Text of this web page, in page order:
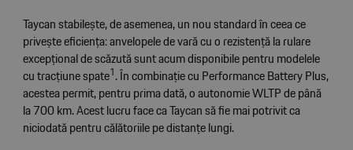
Taycan stabilește, de asemenea, un nou standard în ceea ce
privește eficiența: anvelopele de vară cu o rezistență la rulare
excepțional de scăzută sunt acum disponibile pentru modelele
cu tracțiune spate1. În combinație cu Performance Battery Plus,
acestea permit, pentru prima dată, o autonomie WLTP de până
la 700 km. Acest lucru face ca Taycan să fie mai potrivit ca
niciodată pentru călătoriile pe distanțe lungi.